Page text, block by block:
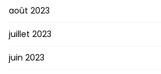
août 2023
juillet 2023
juin 2023